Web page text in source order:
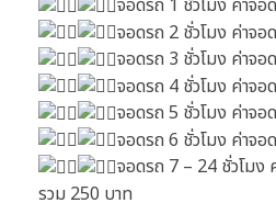
จอดรถ 1 ชั่วโมง ค่าจ
จอดรถ 2 ชั่วโมง ค่าจ
จอดรถ 3 ชั่วโมง ค่าจ
จอดรถ 4 ชั่วโมง ค่าจ
จอดรถ 5 ชั่วโมง ค่าจ
จอดรถ 6 ชั่วโมง ค่าจ
จอดรถ 7 – 24 ชั่วโมง
รวม 250 บาท